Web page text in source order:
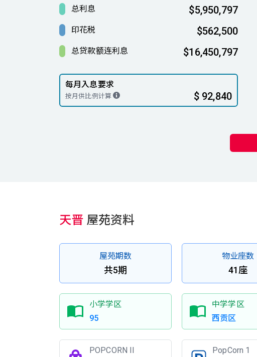
总利息 $5,950,797
印花税 $562,500
总贷款额连利息 $16,450,797
每月入息要求
按月供比例计算 $ 92,840
天晋 屋苑资料
屋苑期数
共5期
物业座数
41座
小学学区
95
中学学区
西贡区
POPCORN II PopCorn 1